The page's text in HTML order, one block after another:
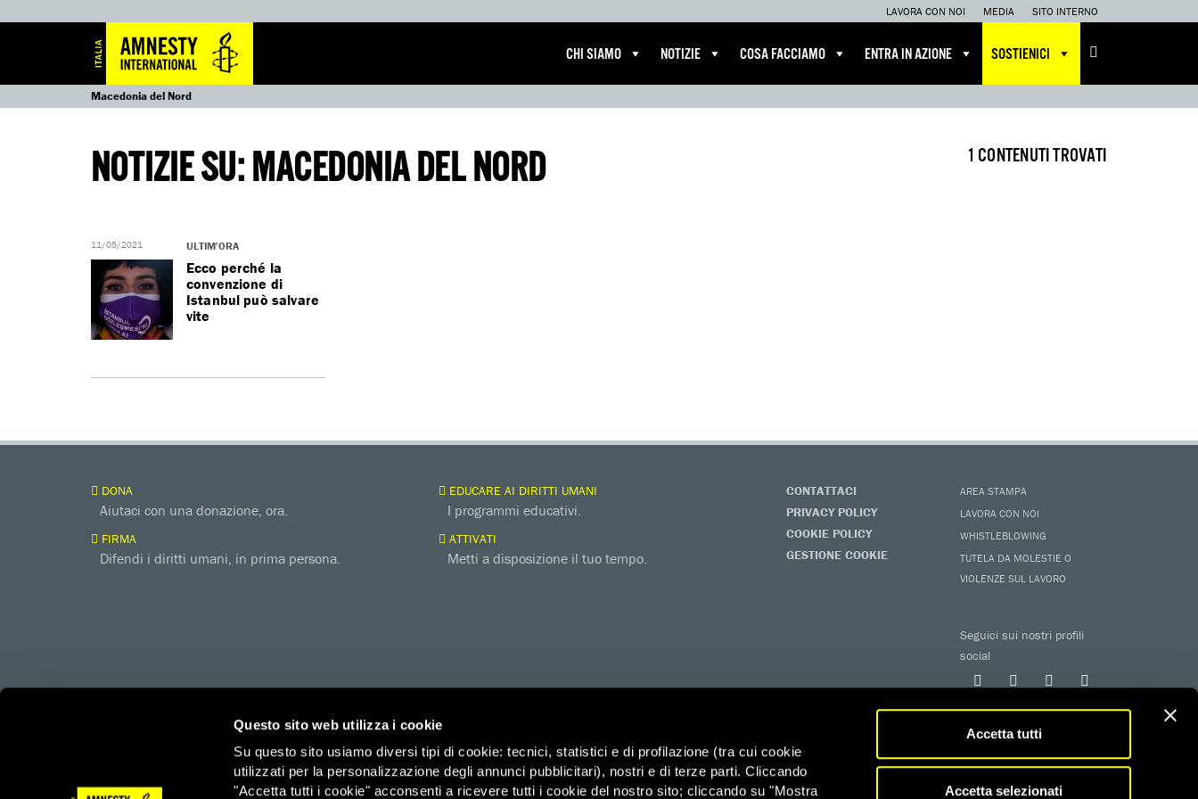
Questo sito web utilizza i cookie
Su questo sito usiamo diversi tipi di cookie: tecnici, statistici e di profilazione (tra cui cookie
utilizzati per la personalizzazione degli annunci pubblicitari), nostri e di terze parti. Cliccando
"Accetta tutti i cookie" acconsenti a ricevere tutti i cookie del nostro sito; cliccando su "Mostra
Accetta tutti
Accetta selezionati
LAVORA CON NOI MEDIA SITO INTERNO
CHI SIAMO NOTIZIE COSA FACCIAMO ENTRA IN AZIONE SOSTIENICI
Macedonia del Nord
NOTIZIE SU: MACEDONIA DEL NORD 1 CONTENUTI TROVATI
11/05/2021 ULTIM'ORA
Ecco perché la
convenzione di
Istanbul può salvare
vite
DONA
Aiutaci con una donazione, ora.
FIRMA
Difendi i diritti umani, in prima persona.
EDUCARE AI DIRITTI UMANI
I programmi educativi.
ATTIVATI
Metti a disposizione il tuo tempo.
CONTATTACI
PRIVACY POLICY
COOKIE POLICY
GESTIONE COOKIE
AREA STAMPA
LAVORA CON NOI
WHISTLEBLOWING
TUTELA DA MOLESTIE O
VIOLENZE SUL LAVORO
Seguici sui nostri profili
social
amnesty.org